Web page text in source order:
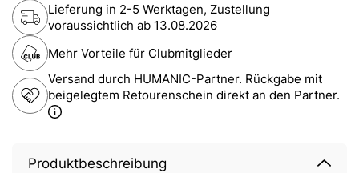
Lieferung in 2-5 Werktagen, Zustellung
voraussichtlich ab 13.08.2026
Mehr Vorteile für Clubmitglieder
Versand durch HUMANIC-Partner. Rückgabe mit
beigelegtem Retourenschein direkt an den Partner.
Produktbeschreibung